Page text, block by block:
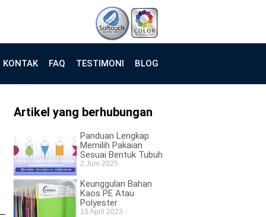
KONTAK FAQ TESTIMONI BLOG
Artikel yang berhubungan
Panduan Lengkap
Memilih Pakaian
Sesuai Bentuk Tubuh
2 Juni 2025
Keunggulan Bahan
Kaos PE Atau
Polyester
15 April 2023